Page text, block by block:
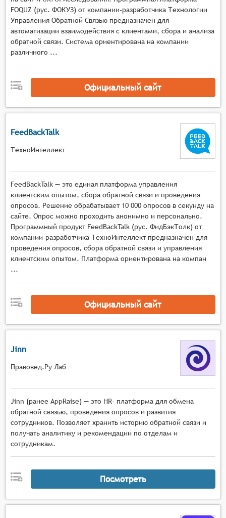
ответы сотрудников на опросы, обеспечивая
централизованное хранение данных.
Анализ данных: Системы предоставляют
инструменты для анализа данных, полученных
для улучшения.
Визуализация результатов: Системы могут
предоставлять наглядные отчеты и графики,
результаты опросов и определить области для
Управление циклами опросов: Большинство
возможность планирования опросов, чтобы они
проводились регулярно и в соответствии с
корпоративными циклами обратной связи.
FOQUZ (рус. ФОКУЗ) от компании-разработчика Технологии
Управления Обратной Связью предназначен для
автоматизации взаимодействия с клиентами, сбора и анализа
обратной связи. Система ориентирована на компании
различного ...
Официальный сайт
FeedBackTalk
ТехноИнтеллект
FeedBackTalk — это единая платформа управления
клиентским опытом, сбора обратной связи и проведения
опросов. Решение обрабатывает 10 000 опросов в секунду на
сайте. Опрос можно проходить анонимно и персонально.
Программный продукт FeedBackTalk (рус. ФидБэкТолк) от
компании-разработчика ТехноИнтеллект предназначен для
проведения опросов, сбора обратной связи и управления
клиентским опытом. Платформа ориентирована на компан
...
Официальный сайт
Jinn
Правовед.Ру Лаб
Jinn (ранее AppRaise) — это HR- платформа для обмена
обратной связью, проведения опросов и развития
сотрудников. Позволяет хранить историю обратной связи и
получать аналитику и рекомендации по отделам и
сотрудникам.
Посмотреть